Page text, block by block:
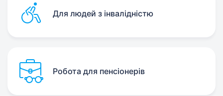
Для людей з інвалідністю
Робота для пенсіонерів